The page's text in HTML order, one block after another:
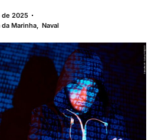
de 2025
Marinha, Naval